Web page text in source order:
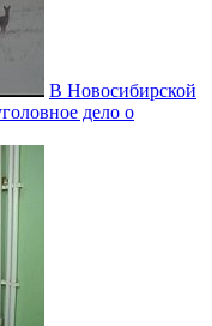
В Новосибирской
дело о